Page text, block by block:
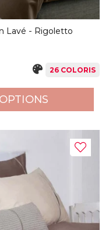
Lavé - Rigoletto
26 COLORIS